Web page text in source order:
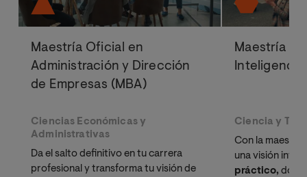
Maestría Oficial en
Administración y Dirección
de Empresas (MBA)
Ciencias Económicas y
Administrativas
Da el salto definitivo en tu carrera
profesional y transforma tu visión de
Maestría
Ciencia y
Con la
una visión
práctico,